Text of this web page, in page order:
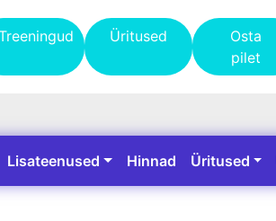
Üritused
Osta
pilet
Lisateenused Hinnad Üritused